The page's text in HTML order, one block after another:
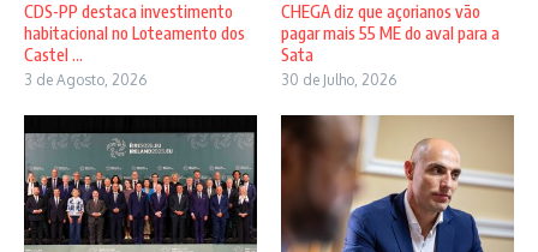
CDS-PP destaca investimento
habitacional no Loteamento dos
Castel ...
3 de Agosto, 2026
CHEGA diz que açorianos vão
pagar mais 55 ME do aval para a
Sata
30 de Julho, 2026